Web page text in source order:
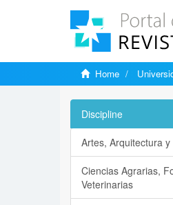
Home
Discipline
Artes, Arquitectura
Ciencias Agrarias,
Veterinarias